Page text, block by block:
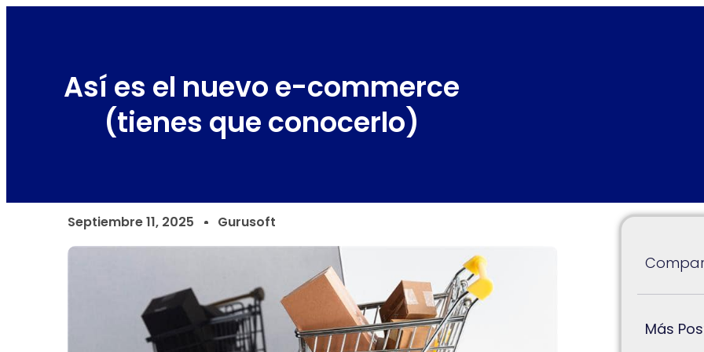
Así es el nuevo e-commerce
(tienes que conocerlo)
Septiembre 11, 2025 Gurusoft
Más